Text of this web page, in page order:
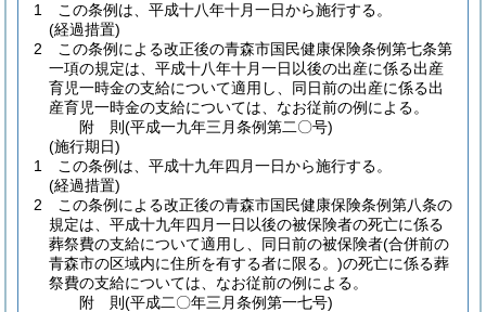
1
この条例は、平成十八年十月一日から施行する。
(経過措置)
2
この条例による改正後の青森市国民健康保険条例第七条第
一項の規定は、平成十八年十月一日以後の出産に係る出産
育児一時金の支給について適用し、同日前の出産に係る出
産育児一時金の支給については、なお従前の例による。
附 則(平成一九年三月条例第二〇号)
(施行期日)
1
この条例は、平成十九年四月一日から施行する。
(経過措置)
2
この条例による改正後の青森市国民健康保険条例第八条の
規定は、平成十九年四月一日以後の被保険者の死亡に係る
葬祭費の支給について適用し、同日前の被保険者(合併前の
青森市の区域内に住所を有する者に限る。)の死亡に係る葬
祭費の支給については、なお従前の例による。
附 則(平成二〇年三月条例第一七号)